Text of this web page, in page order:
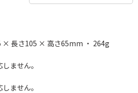
× 長さ105 × 高さ65mm ・ 264g
ません。
ません。